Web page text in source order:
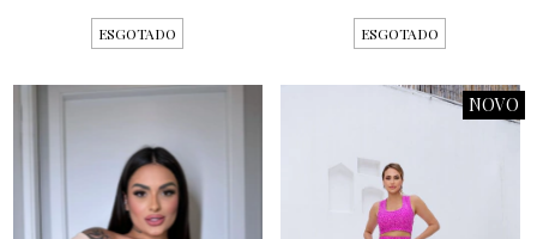
ESGOTADO ESGOTADO
NOVO